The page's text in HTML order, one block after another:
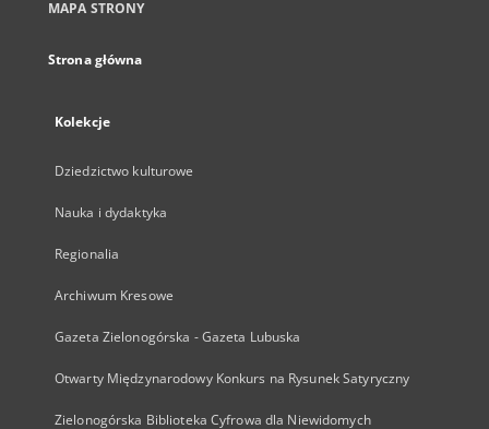
MAPA STRONY
Strona główna
Kolekcje
Dziedzictwo kulturowe
Nauka i dydaktyka
Regionalia
Archiwum Kresowe
Gazeta Zielonogórska - Gazeta Lubuska
Otwarty Międzynarodowy Konkurs na Rysunek Satyryczny
Zielonogórska Biblioteka Cyfrowa dla Niewidomych